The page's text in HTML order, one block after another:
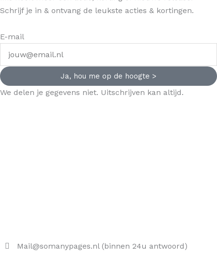
Schrijf je in & ontvang de leukste acties & kortingen.
E-mail
Ja, hou me op de hoogte >
We delen je gegevens niet. Uitschrijven kan altijd.
Mail@somanypages.nl (binnen 24u antwoord)